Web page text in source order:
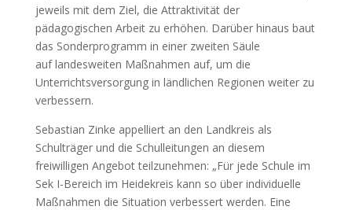
jeweils mit dem Ziel, die Attraktivität der
pädagogischen Arbeit zu erhöhen. Darüber hinaus baut
das Sonderprogramm in einer zweiten Säule
auf landesweiten Maßnahmen auf, um die
Unterrichtsversorgung in ländlichen Regionen weiter zu
verbessern.
Sebastian Zinke appelliert an den Landkreis als
Schulträger und die Schulleitungen an diesem
freiwilligen Angebot teilzunehmen: „Für jede Schule im
Sek I-Bereich im Heidekreis kann so über individuelle
Maßnahmen die Situation verbessert werden. Eine